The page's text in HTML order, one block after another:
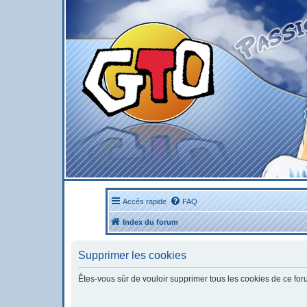
Accès rapide FAQ
Index du forum
Supprimer les cookies
Êtes-vous sûr de vouloir supprimer tous les cookies de ce